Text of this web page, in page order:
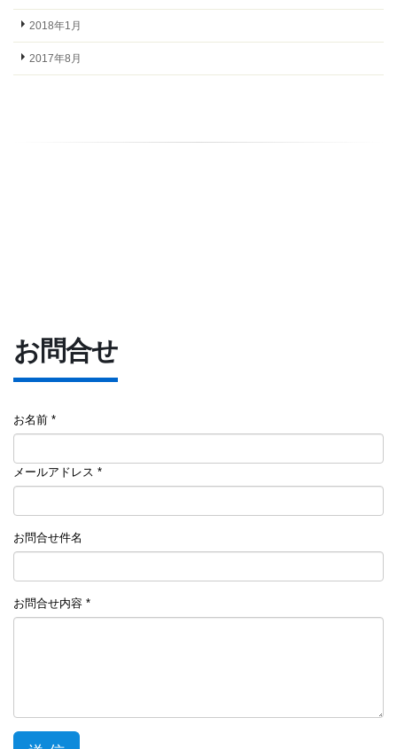
2018年1月
2017年8月
お問合せ
お名前 *
メールアドレス *
お問合せ件名
お問合せ内容 *